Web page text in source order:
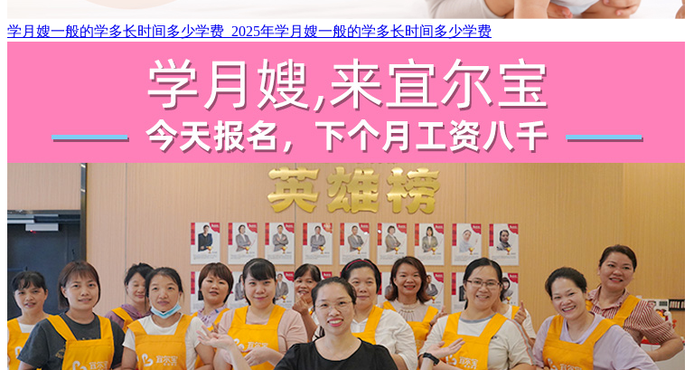
学月嫂一般的学多长时间多少学费_2025年学月嫂一般的学多长时间多少学费